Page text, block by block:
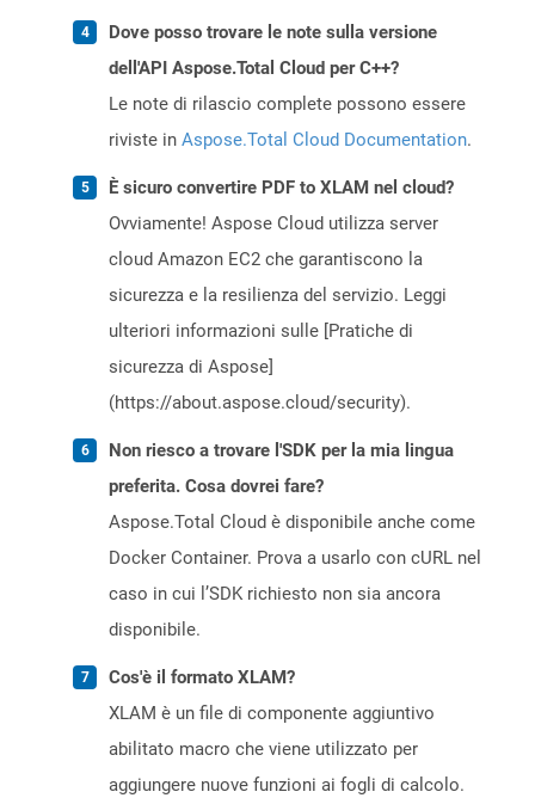
Dove posso trovare le note sulla versione
dell'API Aspose.Total Cloud per C++?
Le note di rilascio complete possono essere
riviste in Aspose.Total Cloud Documentation.
È sicuro convertire PDF to XLAM nel cloud?
Ovviamente! Aspose Cloud utilizza server
cloud Amazon EC2 che garantiscono la
sicurezza e la resilienza del servizio. Leggi
ulteriori informazioni sulle [Pratiche di
sicurezza di Aspose]
(https://about.aspose.cloud/security).
Non riesco a trovare l'SDK per la mia lingua
preferita. Cosa dovrei fare?
Aspose.Total Cloud è disponibile anche come
Docker Container. Prova a usarlo con cURL nel
caso in cui l’SDK richiesto non sia ancora
disponibile.
Cos'è il formato XLAM?
XLAM è un file di componente aggiuntivo
abilitato macro che viene utilizzato per
aggiungere nuove funzioni ai fogli di calcolo.